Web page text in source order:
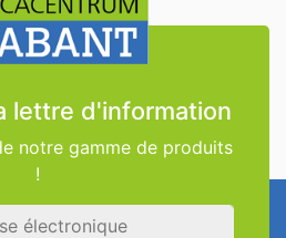
lettre d'information
notre gamme de produits
!